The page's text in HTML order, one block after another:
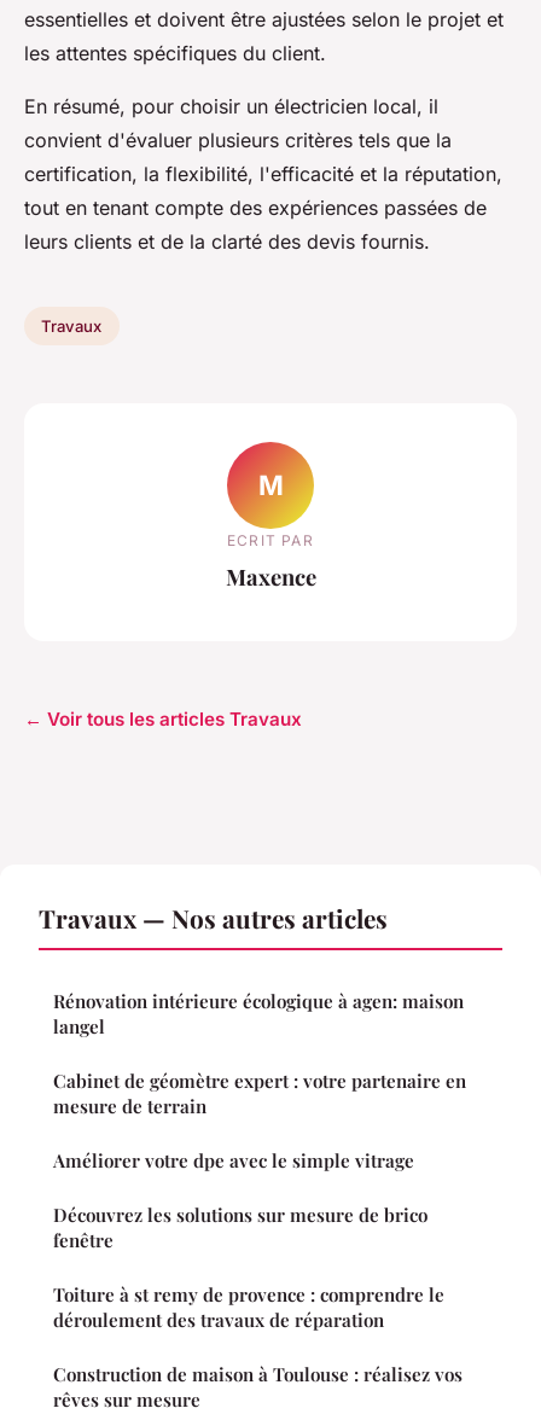
essentielles et doivent être ajustées selon le projet et
les attentes spécifiques du client.
En résumé, pour choisir un électricien local, il
convient d'évaluer plusieurs critères tels que la
certification, la flexibilité, l'efficacité et la réputation,
tout en tenant compte des expériences passées de
leurs clients et de la clarté des devis fournis.
Travaux
M
ECRIT PAR
Maxence
← Voir tous les articles Travaux
Travaux — Nos autres articles
Rénovation intérieure écologique à agen: maison
langel
Cabinet de géomètre expert : votre partenaire en
mesure de terrain
Améliorer votre dpe avec le simple vitrage
Découvrez les solutions sur mesure de brico
fenêtre
Toiture à st remy de provence : comprendre le
déroulement des travaux de réparation
Construction de maison à Toulouse : réalisez vos
rêves sur mesure